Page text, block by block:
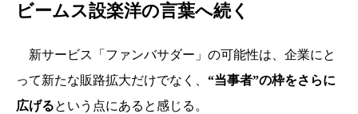
ビームス設楽洋の言葉へ続く
新サービス「ファンバサダー」の可能性は、企業にと
って新たな販路拡大だけでなく、 “当事者”の枠をさらに
広げるという点にあると感じる。